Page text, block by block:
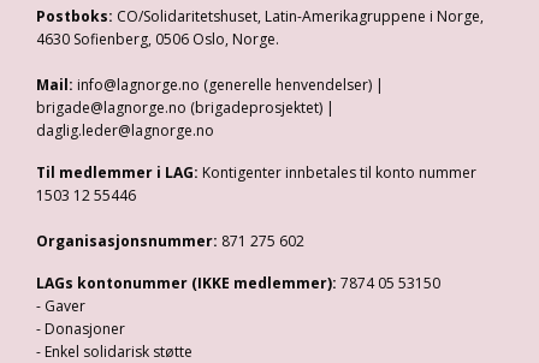
Postboks: CO/Solidaritetshuset, Latin-Amerikagruppene i Norge,
4630 Sofienberg, 0506 Oslo, Norge.
Mail: info@lagnorge.no (generelle henvendelser) |
brigade@lagnorge.no (brigadeprosjektet) |
daglig.leder@lagnorge.no
Til medlemmer i LAG: Kontigenter innbetales til konto nummer
1503 12 55446
Organisasjonsnummer: 871 275 602
LAGs kontonummer (IKKE medlemmer): 7874 05 53150
- Gaver
- Donasjoner
- Enkel solidarisk støtte